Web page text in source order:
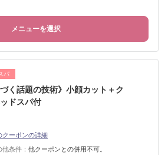
メニューを選択
パ
づく話題の技術》小顔カット＋ク
ドスパ付
クーポンの詳細
他条件： 他クーポンとの併用不可。